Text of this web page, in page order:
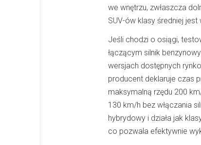
we wnętrzu, zwłaszcza
SUV-ów klasy średniej jest
Jeśli chodzi o osiągi,
łączącym silnik
wersjach dostępnych
producent deklaruje czas
maksymalną rzędu 200
130 km/h bez włączania
hybrydowy i działa jak
co pozwala efektywnie